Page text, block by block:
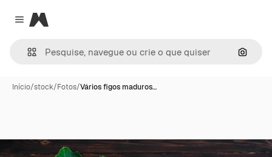
Close menu
Magnific
Início/stock/Fotos/Vários figos maduros…